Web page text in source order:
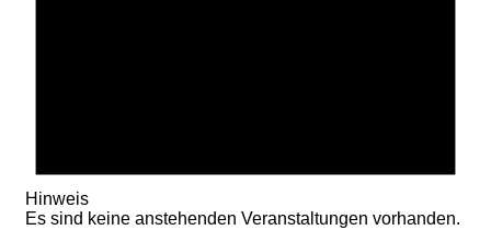
Hinweis
Es sind keine anstehenden Veranstaltungen vorhanden.